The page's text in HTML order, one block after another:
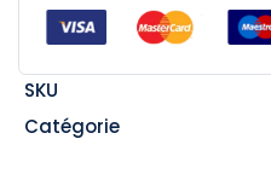
SKU
Catégorie